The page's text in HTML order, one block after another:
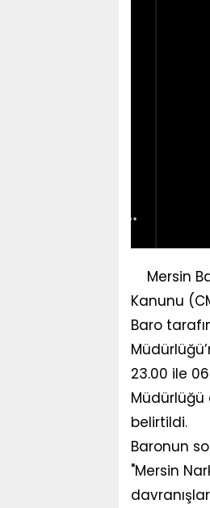
Mersin
Kanunu
Baro
23.00 ile
belirtildi.
Baronun
"Mersin